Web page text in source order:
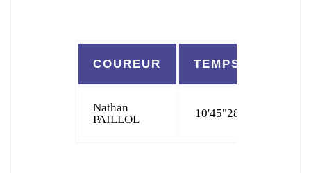
COUREUR TEMPS
Nathan
PAILLOL
10'45"28